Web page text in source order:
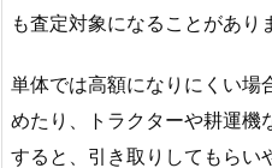
も査定対象になることがあり
単体では高額になりにくい場
めたり、トラクターや耕運機
すると、引き取りしてもらい